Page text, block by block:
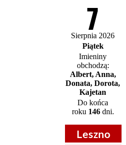
7
Sierpnia 2026
Piątek
Imieniny
obchodzą:
Albert, Anna,
Donata, Dorota,
Kajetan
Do końca
roku 146dni.
Leszno